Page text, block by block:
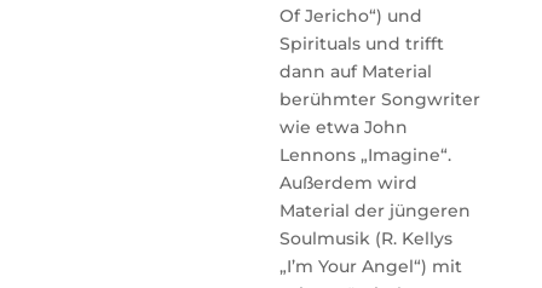
Of Jericho“) und
Spirituals und trifft
dann auf Material
berühmter Songwriter
wie etwa John
Lennons „Imagine“.
Außerdem wird
Material der jüngeren
Soulmusik (R. Kellys
„I’m Your Angel“) mit